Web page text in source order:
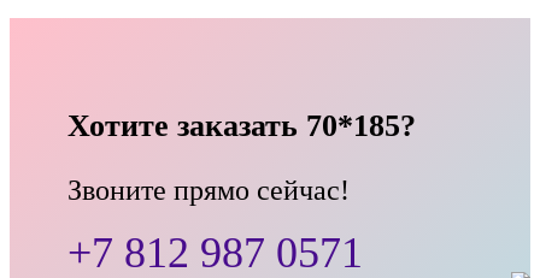
Хотите заказать 70*185?
Звоните прямо сейчас!
+7 812 987 0571